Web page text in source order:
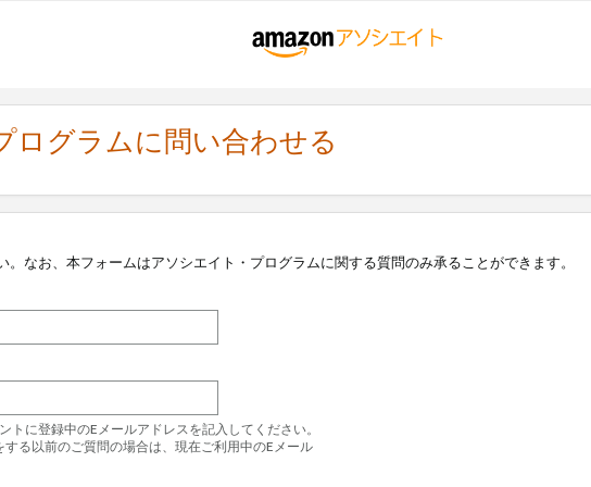
ログラムに問い合わせる
。なお、本フォームはアソシエイト・プログラムに関する質問のみ承ることができます。
に登録中のEメールアドレスを記入してください。
る以前のご質問の場合は、現在ご利用中のEメール